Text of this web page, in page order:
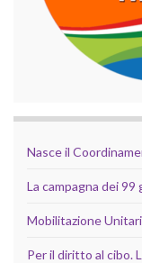
Nasce il
La campagna dei 99
Mobilitazione
Per il diritto al cibo.